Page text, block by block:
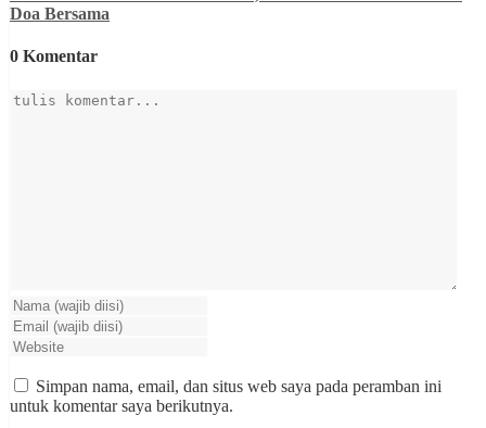
Doa Bersama
0 Komentar
Simpan nama, email, dan situs web saya pada peramban ini
untuk komentar saya berikutnya.